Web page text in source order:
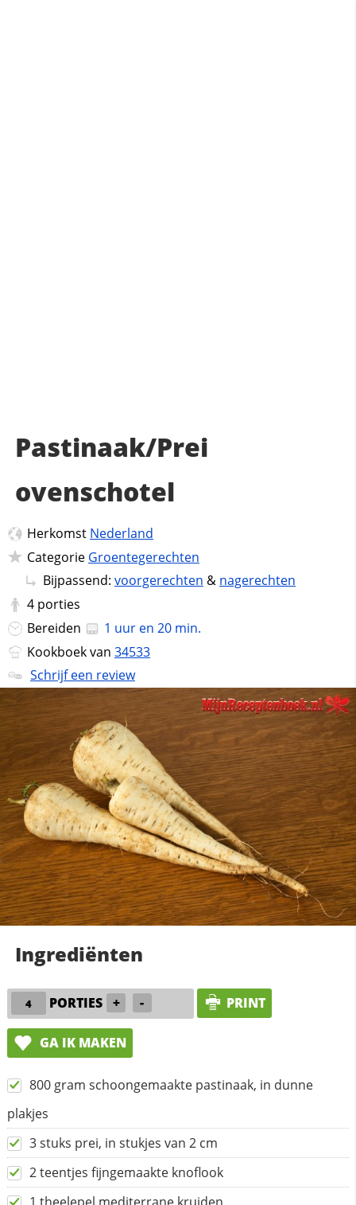
Pastinaak/Prei
ovenschotel
Herkomst Nederland
Categorie Groentegerechten
Bijpassend: voorgerechten & nagerechten
4 porties
Bereiden
1 uur en 20 min.
Kookboek van 34533
Schrijf een review
Ingrediënten
PORTIES + - PRINT
GA IK MAKEN
800 gram schoongemaakte pastinaak, in dunne
plakjes
3 stuks prei, in stukjes van 2 cm
2 teentjes fijngemaakte knoflook